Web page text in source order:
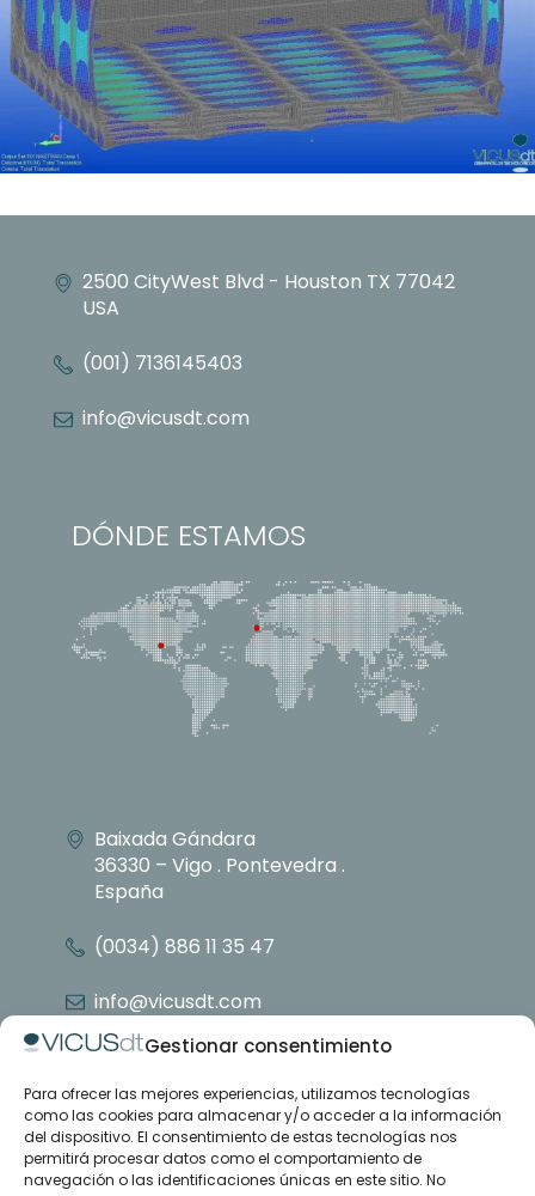
Gestionar consentimiento
Para ofrecer las mejores experiencias, utilizamos tecnologías
como las cookies para almacenar y/o acceder a la información
del dispositivo. El consentimiento de estas tecnologías nos
permitirá procesar datos como el comportamiento de
navegación o las identificaciones únicas en este sitio. No
2500 CityWest Blvd - Houston TX 77042
USA
(001) 7136145403
info@vicusdt.com
DÓNDE ESTAMOS
Baixada Gándara
36330 – Vigo . Pontevedra .
España
(0034) 886 11 35 47
info@vicusdt.com
Nosotros
Grupo Emenasa
Contacto